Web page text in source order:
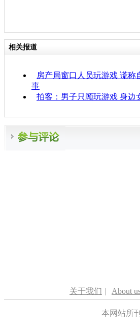
相关报道
房产局窗口人员玩游戏 谎称
事
拍客：男子只顾玩游戏 身边
关于我们 | About
本网站所